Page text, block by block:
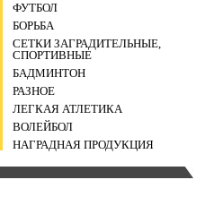
ФУТБОЛ
БОРЬБА
СЕТКИ ЗАГРАДИТЕЛЬНЫЕ,
СПОРТИВНЫЕ
БАДМИНТОН
РАЗНОЕ
ЛЕГКАЯ АТЛЕТИКА
ВОЛЕЙБОЛ
НАГРАДНАЯ ПРОДУКЦИЯ